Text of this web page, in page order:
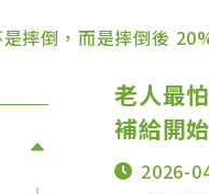
摔倒，而是摔倒後
老人最
補給開始
2026-